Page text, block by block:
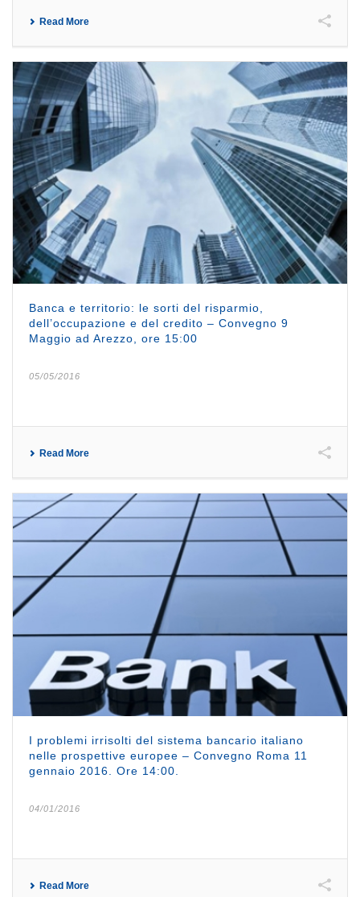
Read More
Banca e territorio: le sorti del risparmio,
dell’occupazione e del credito – Convegno 9
Maggio ad Arezzo, ore 15:00
05/05/2016
Read More
I problemi irrisolti del sistema bancario italiano
nelle prospettive europee – Convegno Roma 11
gennaio 2016. Ore 14:00.
04/01/2016
Read More